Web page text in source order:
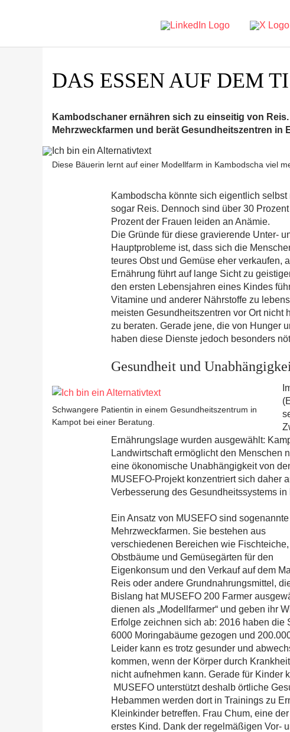
DAS ESSEN AUF DEM
Kambodschaner ernähren sich zu einseitig von
Mehrzweckfarmen und berät Gesundheitszentren in
Diese Bäuerin lernt auf einer Modellfarm in Kambodscha viel
Kambodscha könnte sich eigentlich
sogar Reis. Dennoch sind über 30
Prozent der Frauen leiden an Anämie.
Die Gründe für diese gravierende Unter-
Hauptprobleme ist, dass sich die
teures Obst und Gemüse eher verkaufen,
Ernährung führt auf lange Sicht zu
den ersten Lebensjahren eines Kindes
Vitamine und anderer Nährstoffe zu
meisten Gesundheitszentren vor Ort nicht
zu beraten. Gerade jene, die von Hunger
haben diese Dienste jedoch besonders
Gesundheit und
Schwangere Patientin in einem Gesundheitszentrum in
Kampot bei einer Beratung.
Ernährungslage wurden ausgewählt:
Landwirtschaft ermöglicht den Menschen
eine ökonomische Unabhängigkeit von
MUSEFO-Projekt konzentriert sich daher
Verbesserung des Gesundheitssystems
Ein Ansatz von MUSEFO sind sogenannte
Mehrzweckfarmen. Sie bestehen aus
verschiedenen Bereichen wie Fischteiche,
Obstbäume und Gemüsegärten für den
Eigenkonsum und den Verkauf auf dem
Reis oder andere Grundnahrungsmittel,
Bislang hat MUSEFO 200 Farmer
dienen als „Modellfarmer“ und geben ihr
Erfolge zeichnen sich ab: 2016 haben die
6000 Moringabäume gezogen und
Leider kann es trotz gesunder und
kommen, wenn der Körper durch
nicht aufnehmen kann. Gerade für Kinder
MUSEFO unterstützt deshalb örtliche
Hebammen werden dort in Trainings zu
Kleinkinder betreffen. Frau Chum, eine
erstes Kind. Dank der regelmäßigen Vor-